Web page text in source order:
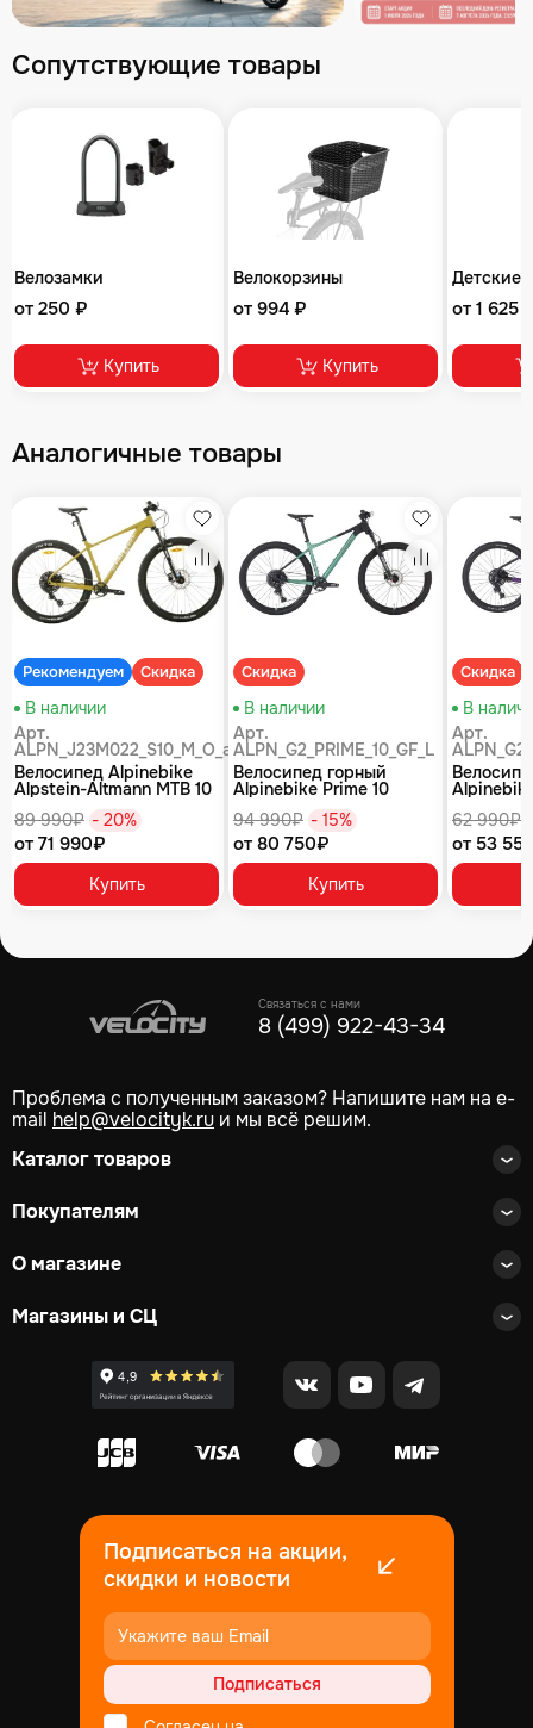
Сопутствующие товары
Велозамки
от 250 ₽
Купить
Велокорзины
от 994 ₽
Купить
Детские
от 1 625
Аналогичные товары
Рекомендуем Скидка
Избранное
Сравнение
В наличии
Арт.
ALPN_J23M022_S10_M_O_air
Велосипед Alpinebike
Alpstein-Altmann MTB 10
89 990₽ - 20%
от 71 990₽
Купить
Скидка
Избранное
Сравнение
В наличии
Арт.
ALPN_G2_PRIME_10_GF_L
Велосипед горный
Alpinebike Prime 10
94 990₽ - 15%
от 80 750₽
Купить
Скидка
В
Арт.
62 990₽
от 53
Связаться с нами
8 (499) 922-43-34
Проблема с полученным заказом? Напишите нам на e-
mail help@velocityk.ru и мы всё решим.
Каталог товаров
Покупателям
О магазине
Магазины и СЦ
Подписаться на акции,
скидки и новости
Подписаться